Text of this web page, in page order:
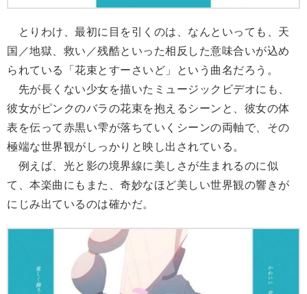
とりわけ、最初に目を引くのは、なんといっても、天
国／地獄、救い／残酷といった相反した意味合いが込め
られている「花束とすーさいど」という曲名だろう。
先が長くない少女を描いたミュージックビデオにも、
彼女がピンクのバラの花束を抱えるシーンと、彼女の体
表を伝って赤黒い雫が落ちていくシーンの両軸で、その
極端な世界観がしっかりと映し出されている。
例えば、光と影の境界線に美しさが生まれるのに似
て、本楽曲にもまた、奇妙なほど美しい世界観の響きが
にじみ出ているのは確かだ。